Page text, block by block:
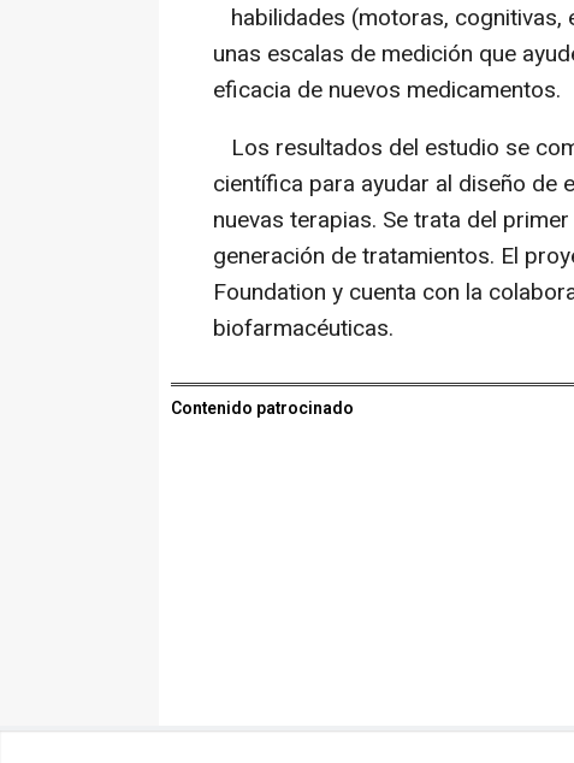
habilidades (motoras,
unas escalas de medición que
eficacia de nuevos medicamentos.
Los resultados del estudio se
científica para ayudar al diseño de
nuevas terapias. Se trata del
generación de tratamientos. El
Foundation y cuenta con la
biofarmacéuticas.
Contenido patrocinado